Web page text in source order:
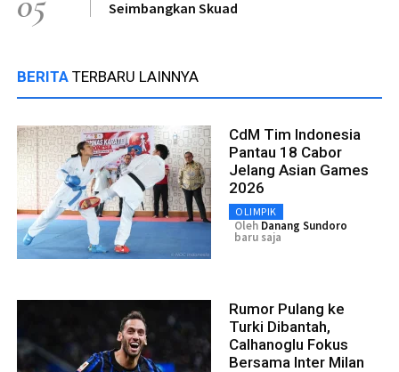
Seimbangkan Skuad
BERITA TERBARU LAINNYA
CdM Tim Indonesia
Pantau 18 Cabor
Jelang Asian Games
2026
OLIMPIK
Oleh Danang Sundoro
baru saja
Rumor Pulang ke
Turki Dibantah,
Calhanoglu Fokus
Bersama Inter Milan